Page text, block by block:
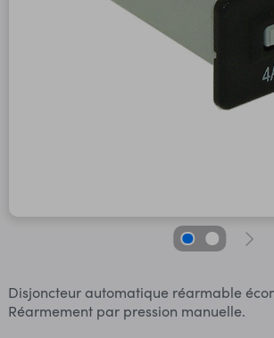
Disjoncteur automatique réarmable
Réarmement par pression manuelle.